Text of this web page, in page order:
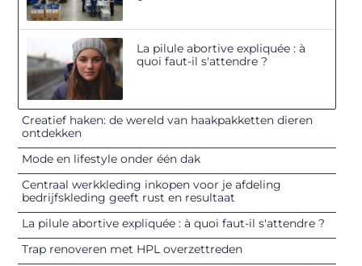
La pilule abortive expliquée : à
quoi faut-il s'attendre ?
Creatief haken: de wereld van haakpakketten dieren
ontdekken
Mode en lifestyle onder één dak
Centraal werkkleding inkopen voor je afdeling
bedrijfskleding geeft rust en resultaat
La pilule abortive expliquée : à quoi faut-il s'attendre ?
Trap renoveren met HPL overzettreden